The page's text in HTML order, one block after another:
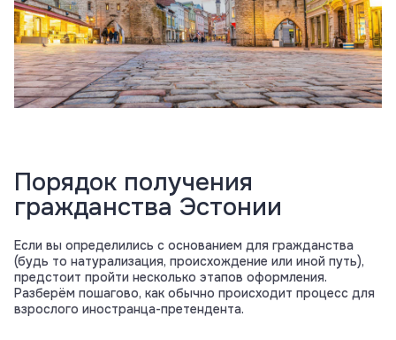
Порядок получения
гражданства Эстонии
Если вы определились с основанием для гражданства
(будь то натурализация, происхождение или иной путь),
предстоит пройти несколько этапов оформления.
Разберём пошагово, как обычно происходит процесс для
взрослого иностранца-претендента.